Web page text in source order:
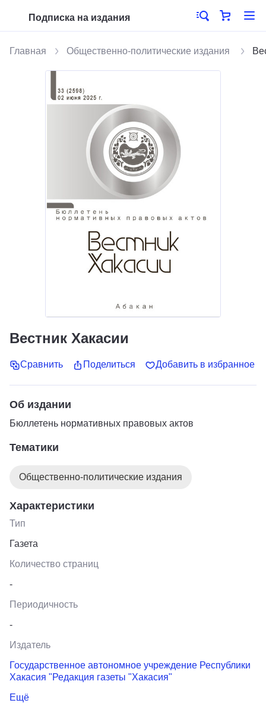
Подписка на издания
Главная Общественно-политические издания
Вестник Хакасии
Сравнить Поделиться Добавить в избранное
Об издании
Бюллетень нормативных правовых актов
Тематики
Общественно-политические издания
Характеристики
Тип
Газета
Количество страниц
-
Периодичность
-
Издатель
Государственное автономное учреждение Республики
Хакасия "Редакция газеты "Хакасия"
Ещё